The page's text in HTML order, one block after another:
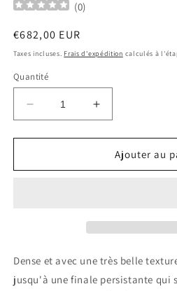
(0)
Prix
habituel
€682,00 EUR
Taxes incluses. Frais d'expédition calculés à
Quantité
Réduire
la
quantité
CHATEAU
0.75
Augmenter
la
quantité
CHATEAU
0.75
Ajouter au
Dense et avec une très belle
jusqu'à une finale persistante qui